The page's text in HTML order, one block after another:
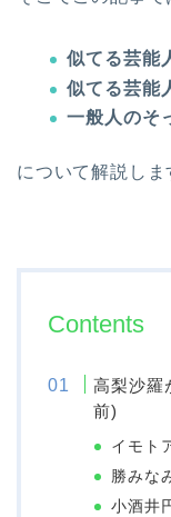
似てる芸能
似てる芸能
一般人のそ
について解説しま
Contents
高梨沙羅
前)
イモト
勝みな
小酒井